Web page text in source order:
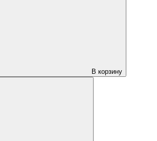
В корзину